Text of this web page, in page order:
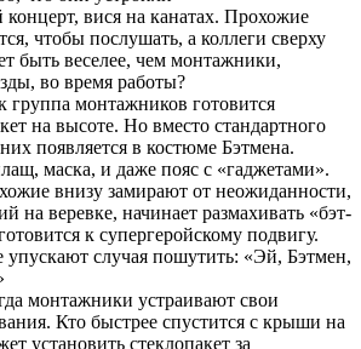
вися на канатах. Прохожие
чтобы послушать, а коллеги сверху
быть веселее, чем монтажники,
во время работы?
группа монтажников готовится
на высоте. Но вместо стандартного
появляется в костюме Бэтмена.
маска, и даже пояс с «гаджетами».
внизу замирают от неожиданности,
на веревке, начинает размахивать «бэт-
к супергеройскому подвигу.
упускают случая пошутить: «Эй, Бэтмен,
монтажники устраивают свои
Кто быстрее спустится с крыши на
установить стеклопакет за